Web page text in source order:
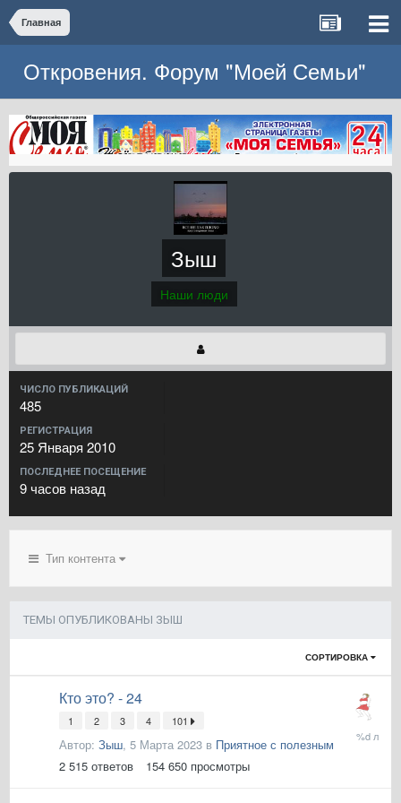
Главная
Откровения. Форум "Моей Семьи"
Зыш
Наши люди
ЧИСЛО ПУБЛИКАЦИЙ
485
РЕГИСТРАЦИЯ
25 Января 2010
ПОСЛЕДНЕЕ ПОСЕЩЕНИЕ
9 часов назад
Тип контента
ТЕМЫ ОПУБЛИКОВАНЫ ЗЫШ
СОРТИРОВКА
Кто это? - 24
1 2 3 4 101
Автор: Зыш, 5 Марта 2023 в Приятное с полезным
2 515 ответов 154 650 просмотры
22